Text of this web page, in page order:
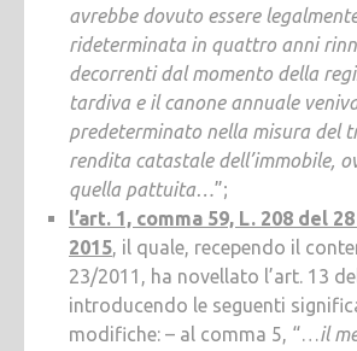
avrebbe dovuto essere
rideterminata in quattro anni
decorrenti dal momento della
tardiva e il canone annuale
predeterminato nella misura del
rendita catastale dell’immobile,
quella pattuita…”;
l’art. 1, comma 59, L. 208 del
2015, il quale, recependo il
23/2011, ha novellato l’art. 13
introducendo le seguenti
modifiche: – al comma 5, “…il